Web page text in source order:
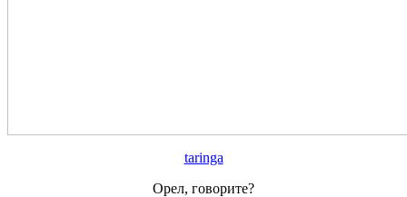
taringa
Орел, говорите?